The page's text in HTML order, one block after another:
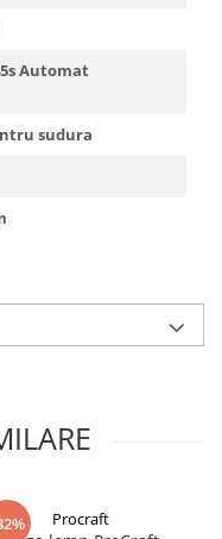
Automat
sudura
Procraft